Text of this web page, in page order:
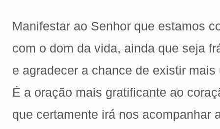
Manifestar ao Senhor que estamos
com o dom da vida, ainda que seja
e agradecer a chance de existir mais
É a oração mais gratificante ao
que certamente irá nos acompanhar